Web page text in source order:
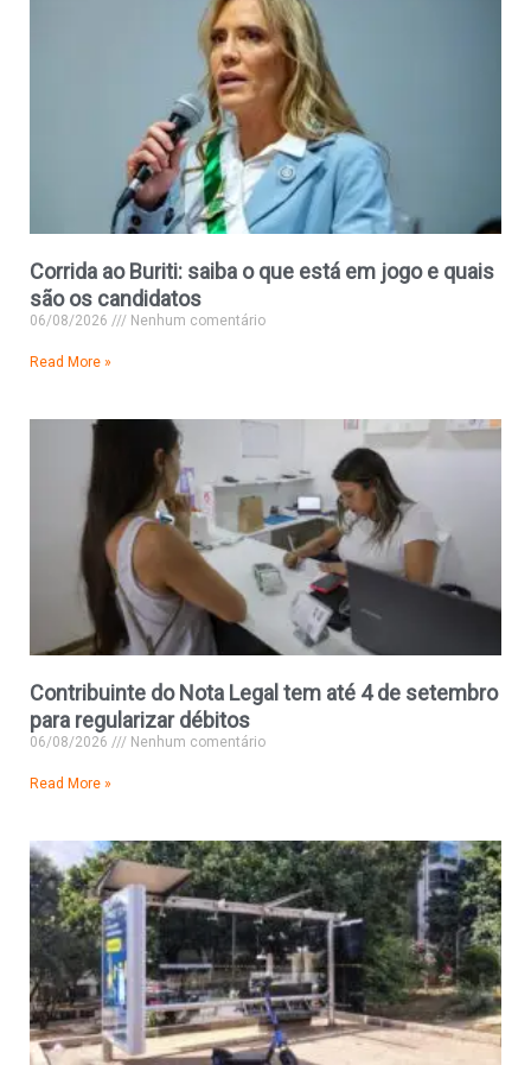
Corrida ao Buriti: saiba o que está em jogo e quais
são os candidatos
06/08/2026 Nenhum comentário
Read More »
Contribuinte do Nota Legal tem até 4 de setembro
para regularizar débitos
06/08/2026 Nenhum comentário
Read More »